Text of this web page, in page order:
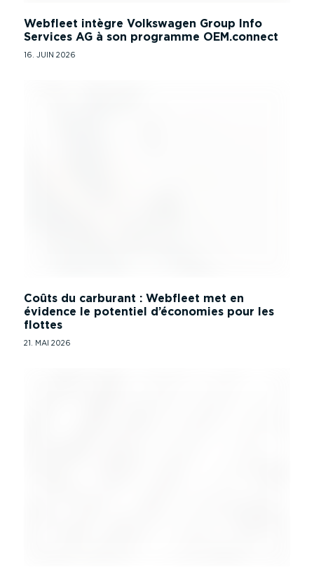
Webfleet intègre Volkswagen Group Info
Services AG à son programme OEM.connect
16. JUIN 2026
Coûts du carburant : Webfleet met en
évidence le potentiel d’économies pour les
flottes
21. MAI 2026